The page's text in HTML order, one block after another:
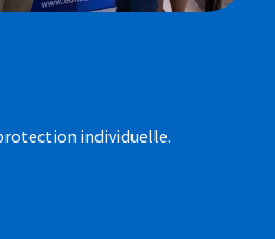
individuelle.